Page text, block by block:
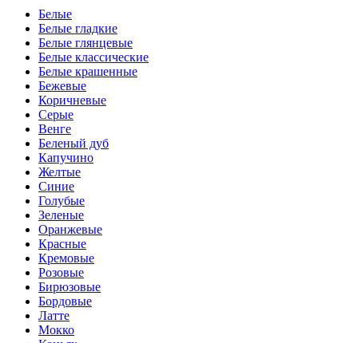
Белые
Белые гладкие
Белые глянцевые
Белые классические
Белые крашенные
Бежевые
Коричневые
Серые
Венге
Беленый дуб
Капучино
Желтые
Синие
Голубые
Зеленые
Оранжевые
Красные
Кремовые
Розовые
Бирюзовые
Бордовые
Латте
Мокко